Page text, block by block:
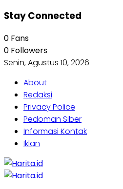
Stay Connected
0 Fans
0 Followers
Senin, Agustus 10, 2026
About
Redaksi
Privacy Police
Pedoman Siber
Informasi Kontak
Iklan